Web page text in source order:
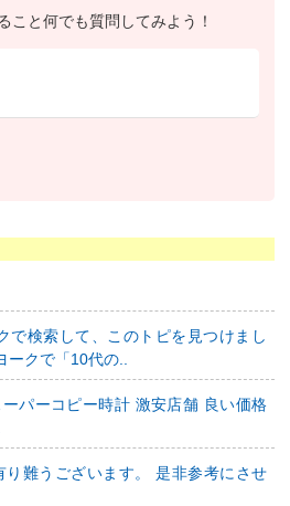
こと何でも質問してみよう！
で検索して、このトピを見つけまし
クで「10代の..
パーコピー時計 激安店舗 良い価格
難うございます。 是非参考にさせ